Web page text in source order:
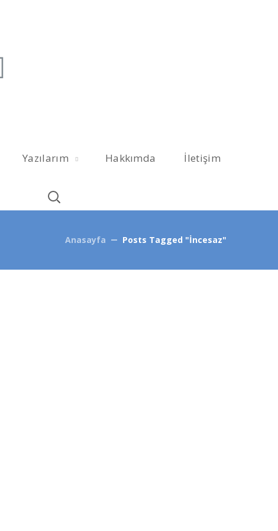
Yazılarım Hakkımda İletişim
Anasayfa Posts Tagged "İncesaz"